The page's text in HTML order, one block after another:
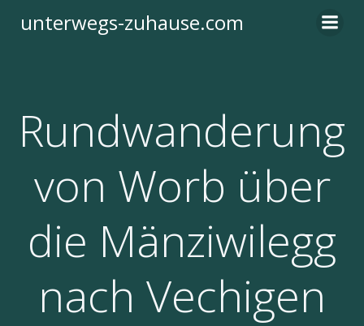
Inhalt
unterwegs-zuhause.com
Rundwanderung
von Worb über
die Mänziwilegg
nach Vechigen